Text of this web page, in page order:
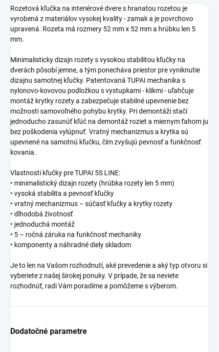
Rozetová kľučka na interiérové dvere s hranatou rozetou je
vyrobená z materiálov vysokej kvality - zamak a je povrchovo
upravená. Rozeta má rozmery 52 mm x 52 mm a hrúbku len 5
mm.
Minimalisticky dizajn rozety s vysokou stabilitou kľučky na
dverách pôsobí jemne, a tým ponecháva priestor pre vyniknutie
dizajnu samotnej kľučky. Patentovaná TUPAI mechanika s
nylonovo-kovovou podložkou s vystupkami - klikmi - uľahčuje
montáž krytky rozety a zabezpečuje stabilné upevnenie bez
možnosti samovoľného pohybu krytky. Pri demontáži stačí
jednoducho zasunúť kľúč na demontáž roziet a miernym ťahom ju
bez poškodenia vylúpnuť. Vratný mechanizmus a krytka sú
upevnené na samotnú kľučku, čím zvyšujú pevnosť a funkčnosť
kovania.
Vlastnosti kľučky pre TUPAI 5S LINE:
• minimalistický dizajn rozety (hrúbka rozety len 5 mm)
• vysoká stabilita a pevnosť kľučky
• vratný mechanizmus – súčasť kľučky a krytky rozety
• dlhodobá životnosť
• jednoduchá montáž
• 5 – ročná záruka na funkčnosť mechaniky
• komponenty a náhradné diely skladom
Je to len na Vašom rozhodnutí, aké prevedenie a aký typ otvoru si
vyberiete z našej širokej ponuky. V prípade, že sa neviete
rozhodnúť, radi Vám poradíme a pomôžeme s výberom.
Dodatočné parametre